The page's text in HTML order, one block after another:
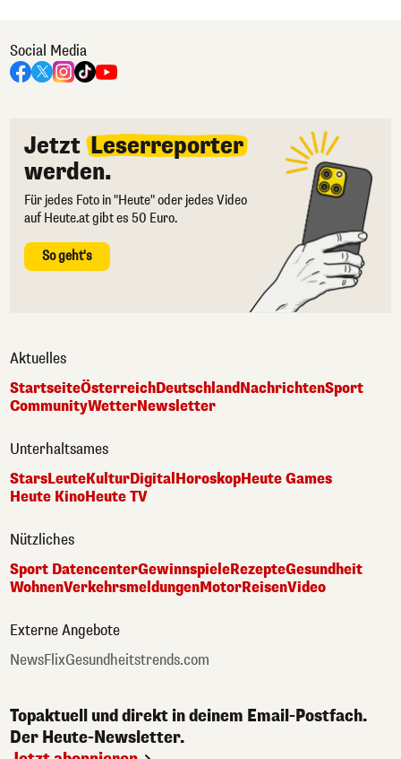
Social Media
Jetzt Leserreporter
werden.
Für jedes Foto in "Heute" oder jedes Video
auf Heute.at gibt es 50 Euro.
So geht's
Aktuelles
StartseiteÖsterreichDeutschlandNachrichtenSport
CommunityWetterNewsletter
Unterhaltsames
StarsLeuteKulturDigitalHoroskopHeute Games
Heute KinoHeute TV
Nützliches
Sport DatencenterGewinnspieleRezepteGesundheit
WohnenVerkehrsmeldungenMotorReisenVideo
Externe Angebote
NewsFlixGesundheitstrends.com
Topaktuell und direkt in deinem Email-Postfach.
Der Heute-Newsletter.